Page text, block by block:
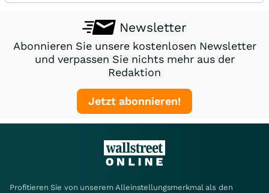
Newsletter
Abonnieren Sie unsere kostenlosen Newsletter
und verpassen Sie nichts mehr aus der
Redaktion
Jetzt abonnieren!
Profitieren Sie von unserem Alleinstellungsmerkmal als den